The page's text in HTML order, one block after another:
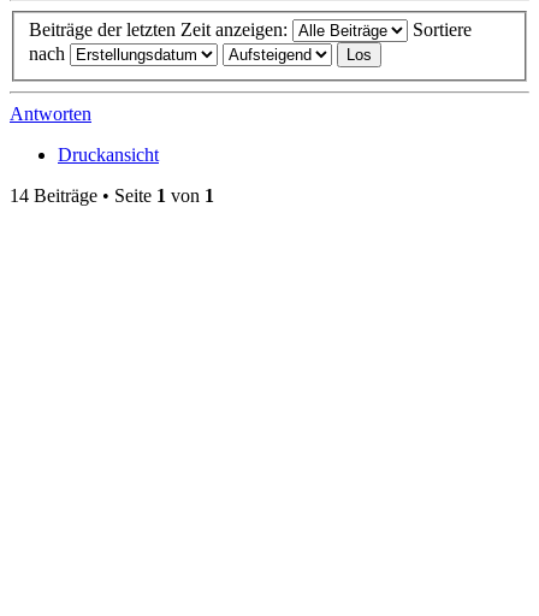
Beiträge der letzten Zeit anzeigen:
Sortiere
nach
Antworten
Druckansicht
14 Beiträge • Seite 1 von 1